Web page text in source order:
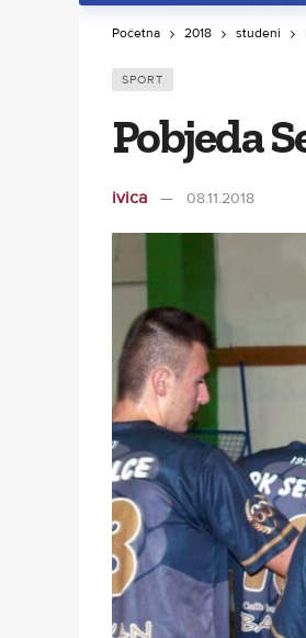
Početna 2018 studeni
SPORT
Pobjeda
ivica 08.11.2018